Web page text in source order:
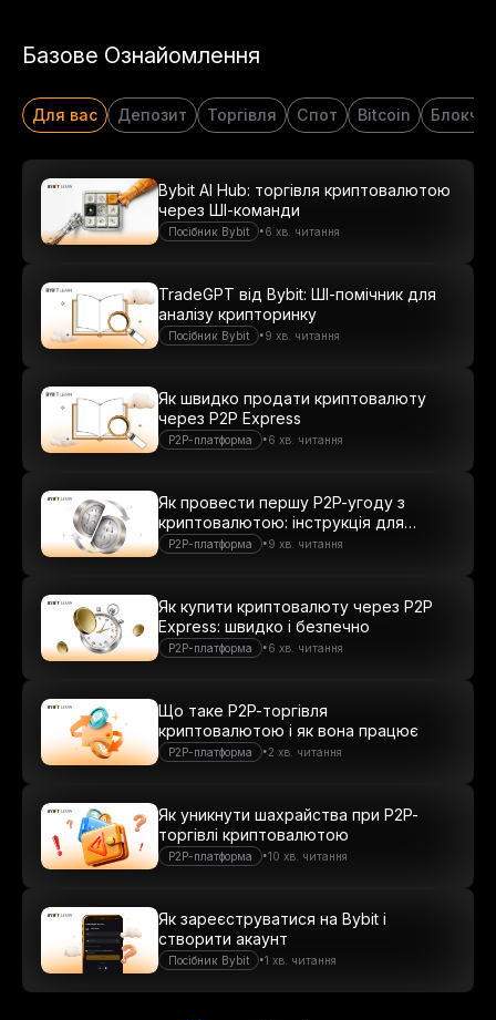
Базове Ознайомлення
Для вас Депозит Торгівля Спот Bitcoin
Посібник Bybit •6 хв. читання
Bybit AI Hub: торгівля криптовалютою
через ШІ-команди
Посібник Bybit •9 хв. читання
TradeGPT від Bybit: ШІ-помічник для
аналізу крипторинку
P2P-платформа •6 хв. читання
Як швидко продати криптовалюту
через P2P Express
P2P-платформа •9 хв. читання
Як провести першу P2P-угоду з
криптовалютою: інструкція для
новачків
P2P-платформа •6 хв. читання
Як купити криптовалюту через P2P
Express: швидко і безпечно
P2P-платформа •2 хв. читання
Що таке P2P-торгівля
криптовалютою і як вона працює
P2P-платформа •10 хв. читання
Як уникнути шахрайства при P2P-
торгівлі криптовалютою
Посібник Bybit •1 хв. читання
Як зареєструватися на Bybit і
створити акаунт